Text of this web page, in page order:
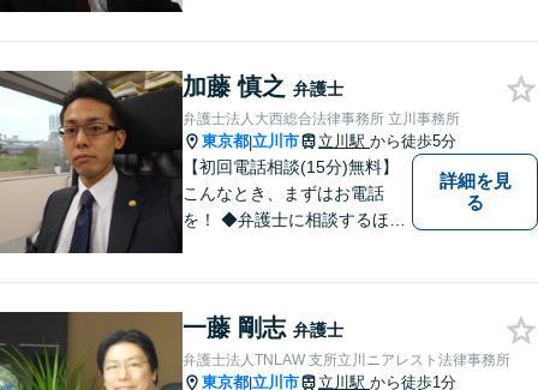
加藤 慎之 弁護士
弁護士法人大西総合法律事務所 立川事務所
東京都|立川市 立川駅 から徒歩5分
【初回電話相談(15分)無料】
こんなとき、まずはお電話
を！ ◆弁護士に相談するほど
法を指南します。） ◆弁護士
に依頼したら、費用はいくら
かかるのか。
詳細を見
る
一藤 剛志 弁護士
弁護士法人TNLAW 支所立川ニアレスト法律事務所
東京都|立川市 立川駅 から徒歩1分